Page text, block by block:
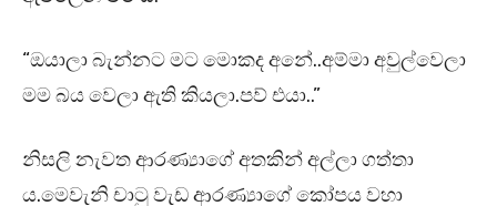
“ඔයාලා බැන්නට මට මොකද අනේ..අම්මා අවුල්වෙලා
මම බය වෙලා ඇති කියලා.පව් එයා..”
නිසලි නැවත ආරණ්‍යාගේ අතකින් අල්ලා ගත්තා
ය.මෙවැනි චාටු වැඩ ආරණ්‍යාගේ කෝපය වහා